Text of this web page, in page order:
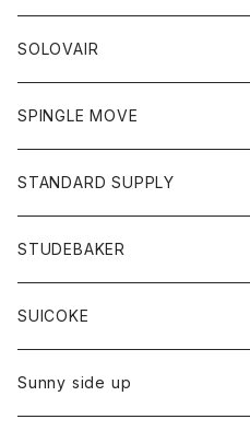
ワンピース
Tシャツ
トレーナー
ボトム
ショートパンツ
スカート
レディース
スカート
Tシャツ
アクセサリー
バック
コート
ネクタイ
グローブ
アクセサリー
トップス
カットソー
カーディガン
ボトム
ショートパンツ
パンツ
レディース
カットソー
カーディガン
ジーンズ
チノパン
トップス
ポロシャツ
ベスト
靴
靴
ワンピース
トップス
カットソー
ボトム
パンツ
オーバーオール
SOLOVAIR
SPINGLE MOVE
STANDARD SUPPLY
財布
バッグ
STUDEBAKER
アクセサリー
ブレスレット
SUICOKE
ブーツ
Sunny side up